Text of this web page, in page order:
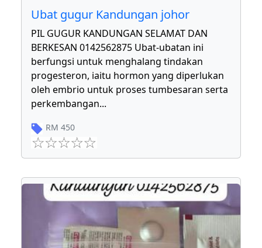
Ubat gugur Kandungan johor
PIL GUGUR KANDUNGAN SELAMAT DAN
BERKESAN 0142562875 Ubat-ubatan ini
berfungsi untuk menghalang tindakan
progesteron, iaitu hormon yang diperlukan
oleh embrio untuk proses tumbesaran serta
perkembangan...
RM 450